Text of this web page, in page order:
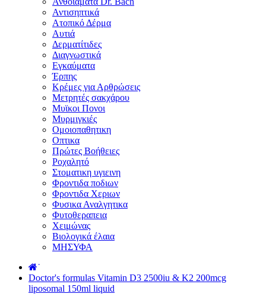
Αντισηπτικά
Ατοπικό Δέρμα
Αυτιά
Δερματίτιδες
Διαγνωστικά
Εγκαύματα
Έρπης
Κρέμες για Αρθρώσεις
Μετρητές σακχάρου
Μυϊκοι Πονοι
Μυρμιγκιές
Ομοιοπαθητικη
Οπτικα
Πρώτες Βοήθειες
Ροχαλητό
Στοματικη υγιεινη
Φροντιδα ποδιων
Φροντιδα Χεριων
Φυσικα Αναλγητικα
Φυτοθεραπεια
Χειμώνας
Βιολογικά έλαια
ΜΗΣΥΦΑ
˙
Doctor's formulas Vitamin D3 2500iu & K2 200mcg
liposomal 150ml liquid